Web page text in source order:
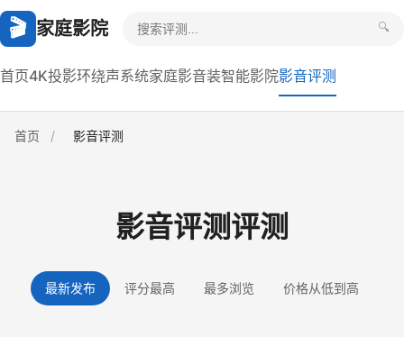
🎬 家庭影院
首页4K投影环绕声系统家庭影音装智能影院影音评测
🔍
首页 / 影音评测
影音评测评测
最新发布 评分最高 最多浏览 价格从低到高